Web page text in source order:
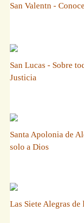
San Valentn -
San Lucas - Sobre
Justicia
Santa Apolonia de
solo a Dios
Las Siete Alegras de